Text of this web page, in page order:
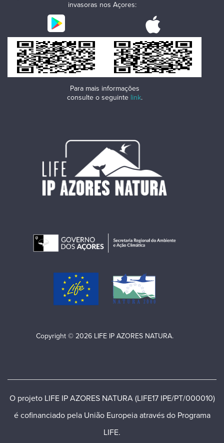
Copyright © 2026 LIFE IP AZORES NATURA.
invasoras nos Açores:
Para mais informações
consulte o seguinte link.
O projeto LIFE IP AZORES NATURA (LIFE17 IPE/PT/000010)
é cofinanciado pela União Europeia através do Programa
LIFE.